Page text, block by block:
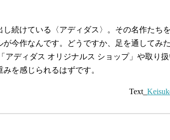
続けている〈アディダス〉。その名作たち
今作なんです。どうですか、足を通してみ
アディダス オリジナルス ショップ」や取り
を感じられるはずです。
Text_